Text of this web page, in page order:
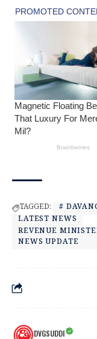
TAGGED: #
LATEST NEWS
REVENUE
NEWS UPDATE
DVGSUDDI